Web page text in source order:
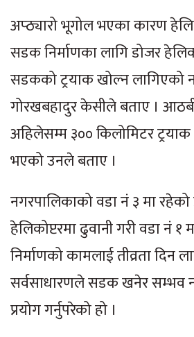
अप्ठ्यारो भूगोल भएका कारण
सडक निर्माणका लागि डोजर
सडकको ट्रयाक खोल्न लागिएको
गोरखबहादुर केसीले बताए ।
अहिलेसम्म ३०० किलोमिटर
भएको उनले बताए ।
नगरपालिकाको वडा नं ३ मा
हेलिकोप्टरमा ढुवानी गरी वडा नं
निर्माणको कामलाई तीव्रता दिन
सर्वसाधारणले सडक खनेर सम्भव
प्रयोग गर्नुपरेको हो ।